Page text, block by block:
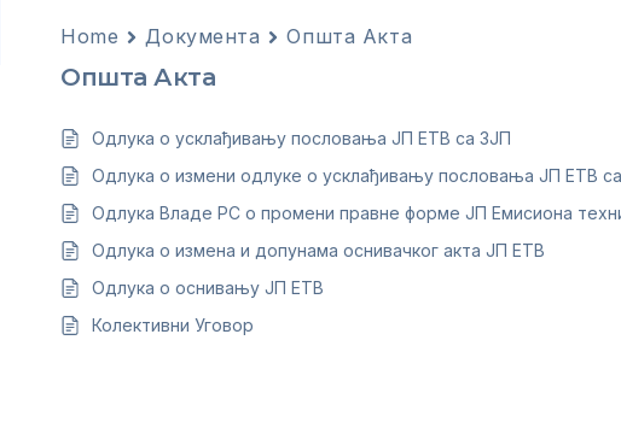
Home Документа Општа Акта
Општа Акта
Одлука о усклађивању пословања ЈП ЕТВ са ЗЈП
Одлука о измени одлуке о усклађивању пословања ЈП ЕТВ
Одлука Владе РС о промени правне форме ЈП Емисиона
Одлука о измена и допунама оснивачког акта ЈП ЕТВ
Одлука о оснивању ЈП ЕТВ
Колективни Уговор